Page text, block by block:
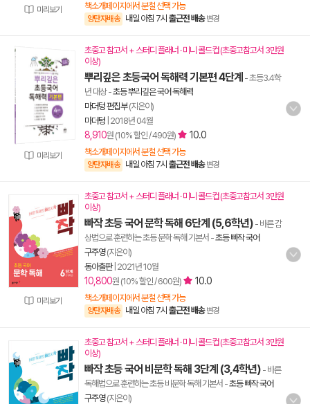
미리보기 책소개페이지에서 분철 선택 가능
양탄자배송 내일 아침 7시 출근전 배송 변경
미리보기
초중고 참고서 + 스터디 플래너 · 미니 콜드컵 (초중고참고서 3만원
이상)
뿌리깊은 초등국어 독해력 기본편 4단계 - 초등3.4학
년 대상-초등 뿌리깊은 국어 독해력
마더텅 편집부(지은이)
마더텅 2018년 04월
8,910원 (10% 할인 / 490원) 10.0
책소개페이지에서 분철 선택 가능
양탄자배송 내일 아침 7시 출근전 배송 변경
미리보기
초중고 참고서 + 스터디 플래너 · 미니 콜드컵 (초중고참고서 3만원
이상)
빠작 초등 국어 문학 독해 6단계 (5,6학년) - 바른 감
상법으로 훈련하는 초등 문학 독해 기본서 -초등 빠작 국어
구주영(지은이)
동아출판| 2021년 10월
10,800원 (10% 할인 / 600원) 10.0
책소개페이지에서 분철 선택 가능
양탄자배송 내일 아침 7시 출근전 배송 변경
초중고 참고서 + 스터디 플래너 · 미니 콜드컵 (초중고참고서 3만원
이상)
빠작 초등 국어 비문학 독해 3단계 (3,4학년) - 바른
독해법으로 훈련하는 초등 비문학 독해 기본서 -초등 빠작 국어
구주영(지은이)